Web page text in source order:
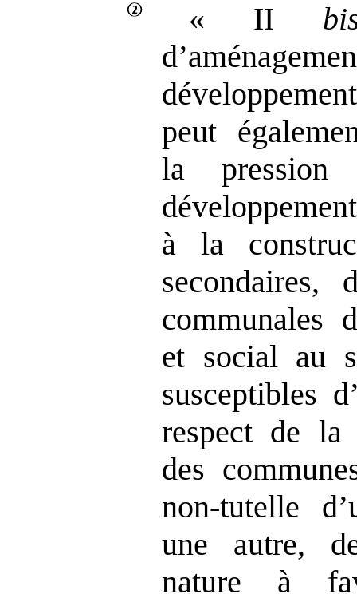
« II
peut
la
à la
secondaires,
communales
et social au
susceptibles
respect de la
des
non-tutelle
une autre,
nature à